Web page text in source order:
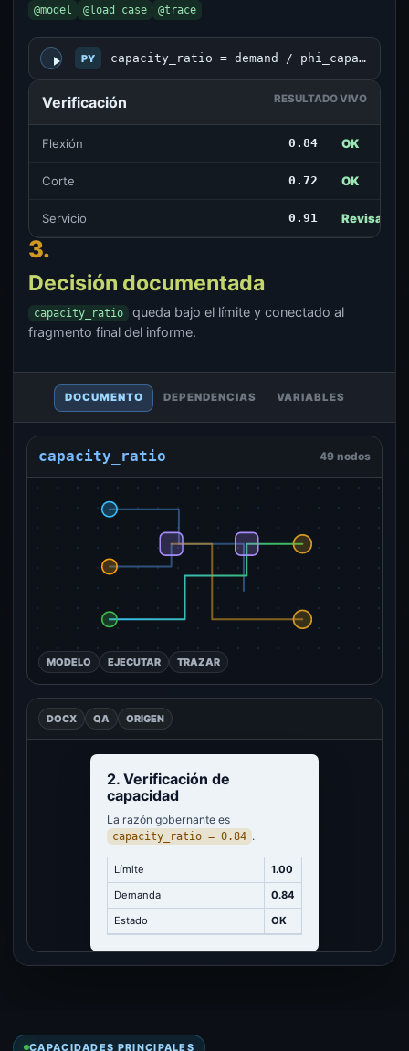
@model @load_case @trace
PY capacity_ratio = demand / phi_capacity
Verificación RESULTADO VIVO
Flexión 0.84 OK
Corte 0.72 OK
Servicio 0.91 Revisar
3.
Decisión documentada
capacity_ratio
queda bajo el límite y conectado al
fragmento final del informe.
DOCUMENTO DEPENDENCIAS VARIABLES
capacity_ratio 49 nodos
MODELO EJECUTAR TRAZAR
DOCX QA ORIGEN
2. Verificación de
capacidad
La razón gobernante es
capacity_ratio = 0.84 .
Límite
1.00
Demanda
0.84
Estado
OK
CAPACIDADES PRINCIPALES